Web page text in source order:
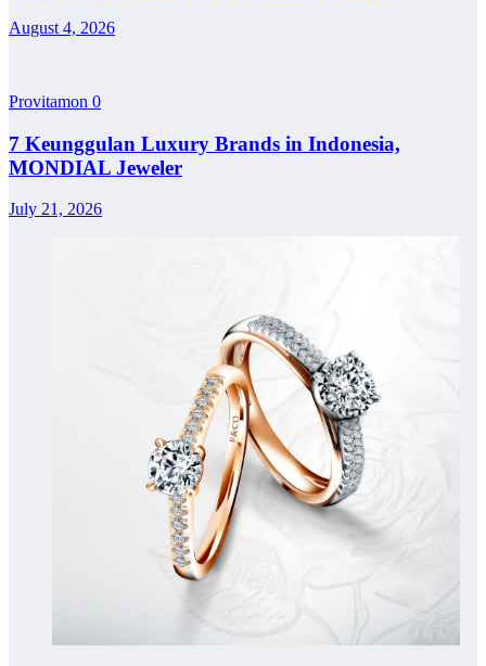
August 4, 2026
Provitamon 0
7 Keunggulan Luxury Brands in Indonesia,
MONDIAL Jeweler
July 21, 2026